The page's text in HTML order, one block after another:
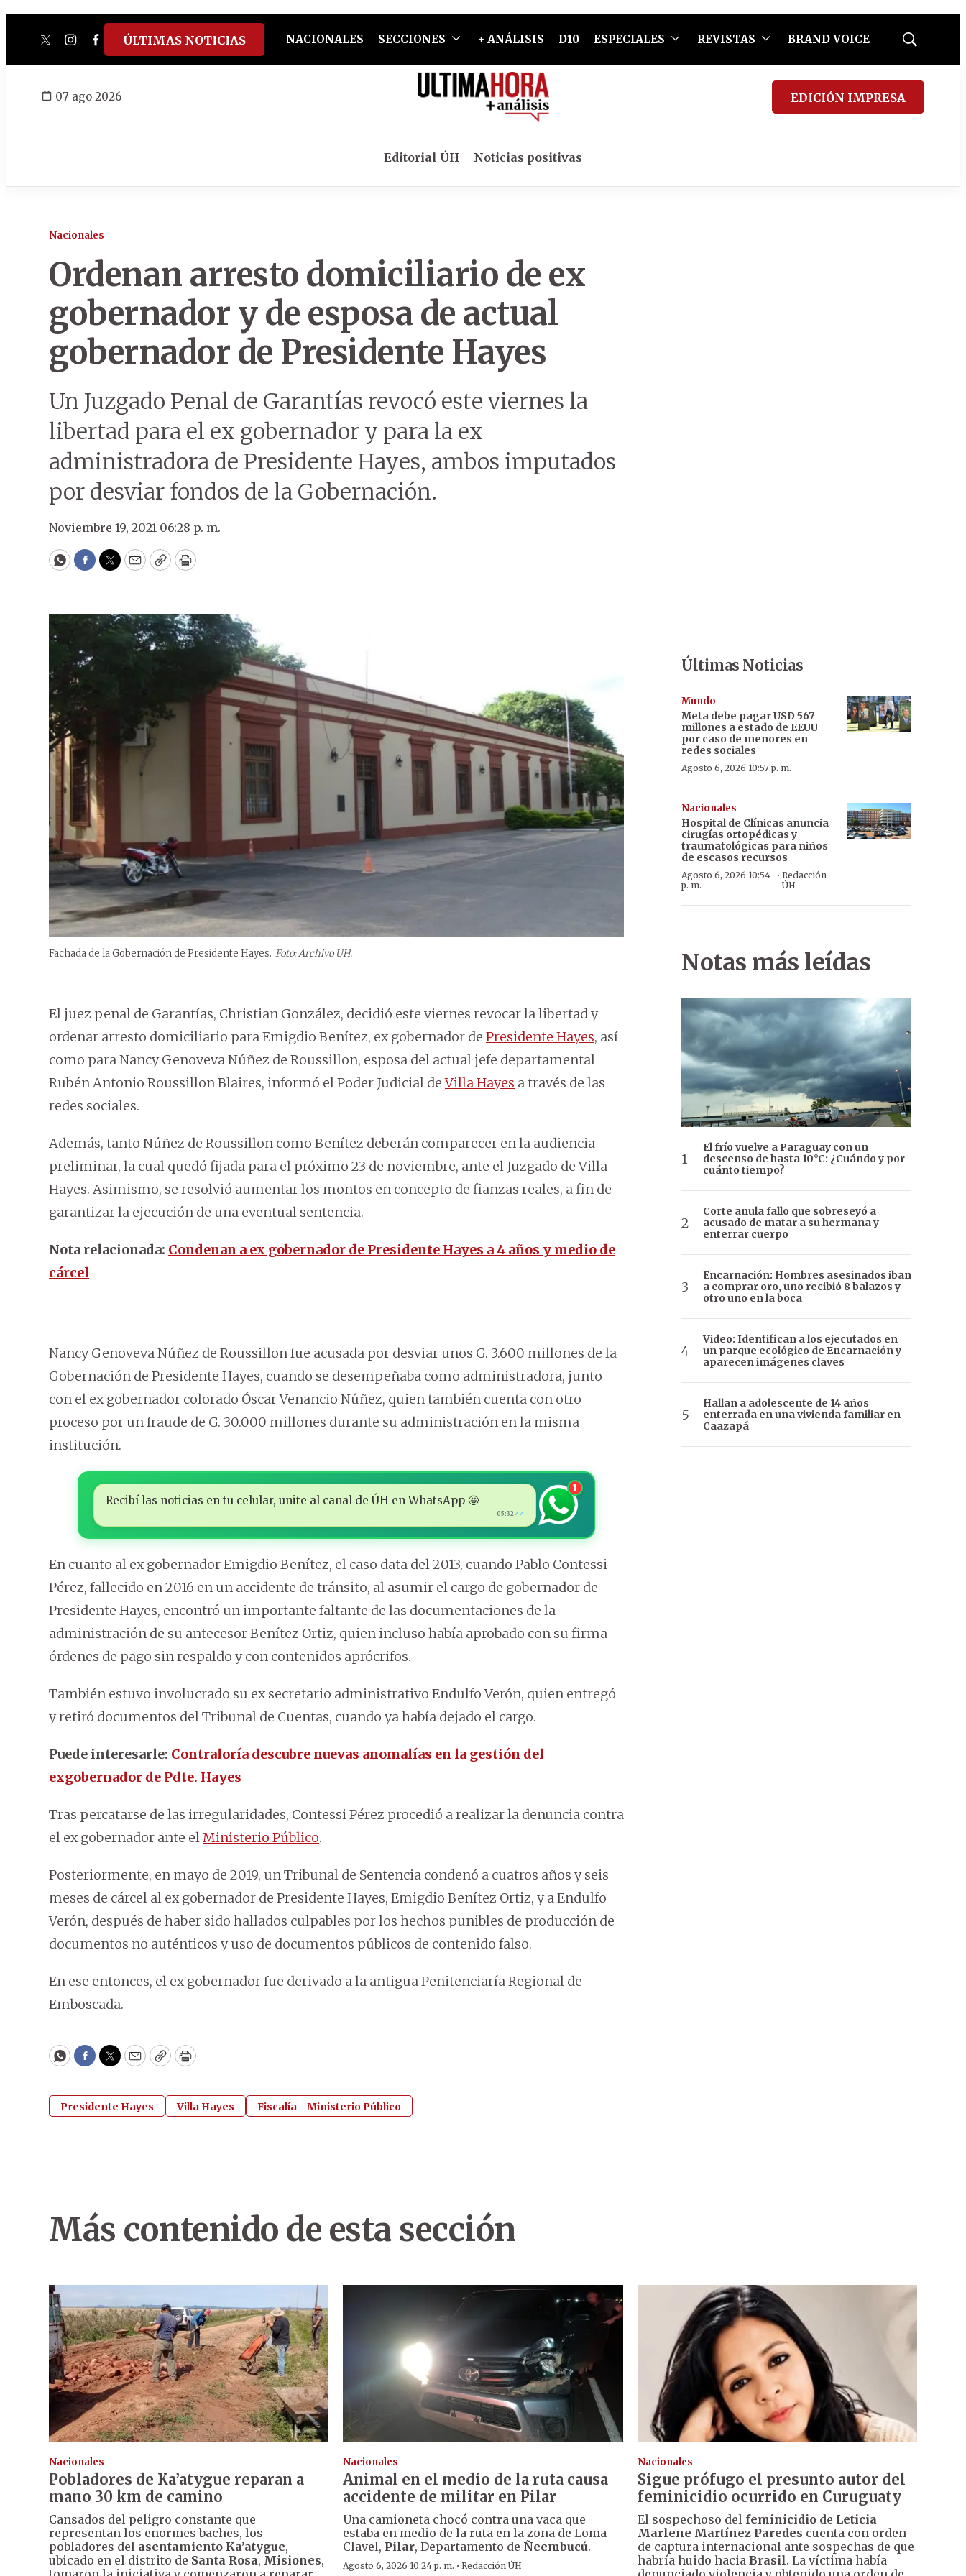
twitterinstagram
facebook
tiktokyoutube
spotify
ÚLTIMAS NOTICIAS NACIONALES SECCIONES + ANÁLISIS D10 ESPECIALES REVISTAS BRAND VOICE
Mostrar
07 ago 2026 EDICIÓN IMPRESA
Editorial ÚH Noticias positivas
Nacionales
Ordenan arresto domiciliario de ex
gobernador y de esposa de actual
gobernador de Presidente Hayes
Un Juzgado Penal de Garantías revocó este viernes la
libertad para el ex gobernador y para la ex
administradora de Presidente Hayes, ambos imputados
por desviar fondos de la Gobernación.
Noviembre 19, 2021 06:28 p. m.
WhatsApp
Facebook
Twitter
EmailCopyPrint
Fachada de la Gobernación de Presidente Hayes. Foto: Archivo UH.
El juez penal de Garantías, Christian González, decidió este viernes revocar la libertad y
ordenar arresto domiciliario para Emigdio Benítez, ex gobernador de Presidente Hayes, así
como para Nancy Genoveva Núñez de Roussillon, esposa del actual jefe departamental
Rubén Antonio Roussillon Blaires, informó el Poder Judicial deVilla Hayes a través de las
redes sociales.
Además, tanto Núñez de Roussillon como Benítez deberán comparecer en la audiencia
preliminar, la cual quedó fijada para el próximo 23 de noviembre, ante el Juzgado de Villa
Hayes. Asimismo, se resolvió aumentar los montos en concepto de fianzas reales, a fin de
garantizar la ejecución de una eventual sentencia.
Nota relacionada: Condenan a ex gobernador de Presidente Hayes a 4 años y medio de
cárcel
Nancy Genoveva Núñez de Roussillon fue acusada por desviar unos G. 3.600 millones de la
Gobernación de Presidente Hayes, cuando se desempeñaba como administradora, junto
con el ex gobernador colorado Óscar Venancio Núñez, quien también cuenta con otro
proceso por un fraude de G. 30.000 millones durante su administración en la misma
institución.
Recibí las noticias en tu celular, unite al canal de ÚH en WhatsApp 🤩
05:32✓✓
1
En cuanto al ex gobernador Emigdio Benítez, el caso data del 2013, cuando Pablo Contessi
Pérez, fallecido en 2016 en un accidente de tránsito, al asumir el cargo de gobernador de
Presidente Hayes, encontró un importante faltante de las documentaciones de la
administración de su antecesor Benítez Ortiz, quien incluso había aprobado con su firma
órdenes de pago sin respaldo y con contenidos aprócrifos.
También estuvo involucrado su ex secretario administrativo Endulfo Verón, quien entregó
y retiró documentos del Tribunal de Cuentas, cuando ya había dejado el cargo.
Puede interesarle: Contraloría descubre nuevas anomalías en la gestión del
exgobernador de Pdte. Hayes
Tras percatarse de las irregularidades, Contessi Pérez procedió a realizar la denuncia contra
el ex gobernador ante elMinisterio Público.
Posteriormente, en mayo de 2019, un Tribunal de Sentencia condenó a cuatros años y seis
meses de cárcel al ex gobernador de Presidente Hayes, Emigdio Benítez Ortiz, y a Endulfo
Verón, después de haber sido hallados culpables por los hechos punibles de producción de
documentos no auténticos y uso de documentos públicos de contenido falso.
En ese entonces, el ex gobernador fue derivado a la antigua Penitenciaría Regional de
Emboscada.
WhatsApp
Facebook
Twitter
EmailCopyPrint
Presidente Hayes Villa Hayes Fiscalía - Ministerio Público
Últimas Noticias
Mundo
Meta debe pagar USD 567
millones a estado de EEUU
por caso de menores en
redes sociales
Agosto 6, 2026 10:57 p. m.
Nacionales
Hospital de Clínicas anuncia
cirugías ortopédicas y
traumatológicas para niños
de escasos recursos
Agosto 6, 2026 10:54
p. m.
· Redacción
ÚH
Notas más leídas
El frío vuelve a Paraguay con un
descenso de hasta 10°C: ¿Cuándo y por
cuánto tiempo?
Corte anula fallo que sobreseyó a
acusado de matar a su hermana y
enterrar cuerpo
Encarnación: Hombres asesinados iban
a comprar oro, uno recibió 8 balazos y
otro uno en la boca
Video: Identifican a los ejecutados en
un parque ecológico de Encarnación y
aparecen imágenes claves
Hallan a adolescente de 14 años
enterrada en una vivienda familiar en
Caazapá
Más contenido de esta sección
Nacionales
Pobladores de Ka’atygue reparan a
mano 30 km de camino
Cansados del peligro constante que
representan los enormes baches, los
pobladores del asentamiento Ka’atygue,
ubicado en el distrito de Santa Rosa, Misiones,
Nacionales
Animal en el medio de la ruta causa
accidente de militar en Pilar
Una camioneta chocó contra una vaca que
estaba en medio de la ruta en la zona de Loma
Clavel, Pilar, Departamento de Ñeembucú.
Agosto 6, 2026 10:24 p. m. ·Redacción ÚH
Nacionales
Sigue prófugo el presunto autor del
feminicidio ocurrido en Curuguaty
El sospechoso del feminicidiode Leticia
Marlene Martínez Paredes cuenta con orden
de captura internacional ante sospechas de que
habría huido hacia Brasil. La víctima había